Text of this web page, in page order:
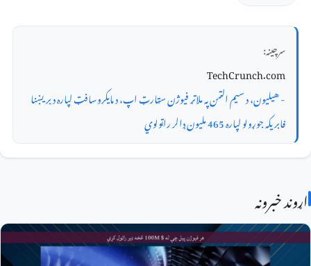
سرچینه:
TechCrunch.com
- هیلیون، د سیم الټمن په ملاتړ فیوژن سټارټ اپ، د مایکروسافټ لپاره د بریښنا
فابریکه جوړولو لپاره 465 ملیون ډالر راټولوي
اړوند خبرونه